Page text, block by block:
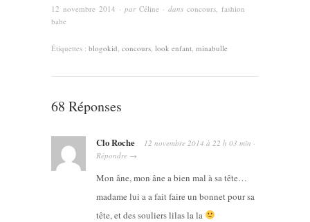
12 novembre 2014 · par Céline · dans concours, fashion
babe
Étiquettes : blogokid, concours, look enfant, minabulle
68 Réponses
Clo Roche 12 novembre 2014 à 22 h 03 min ·
Répondre →
Mon âne, mon âne a bien mal à sa tête…
madame lui a a fait faire un bonnet pour sa
tête, et des souliers lilas la la